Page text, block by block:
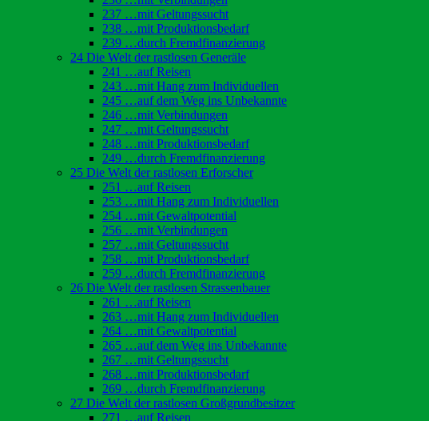
237 …mit Geltungssucht
238 …mit Produktionsbedarf
239 …durch Fremdfinanzierung
24 Die Welt der rastlosen Generäle
241 …auf Reisen
243 …mit Hang zum Individuellen
245 …auf dem Weg ins Unbekannte
246 …mit Verbindungen
247 …mit Geltungssucht
248 …mit Produktionsbedarf
249 …durch Fremdfinanzierung
25 Die Welt der rastlosen Erforscher
251 …auf Reisen
253 …mit Hang zum Individuellen
254 …mit Gewaltpotential
256 …mit Verbindungen
257 …mit Geltungssucht
258 …mit Produktionsbedarf
259 …durch Fremdfinanzierung
26 Die Welt der rastlosen Strassenbauer
261 …auf Reisen
263 …mit Hang zum Individuellen
264 …mit Gewaltpotential
265 …auf dem Weg ins Unbekannte
267 …mit Geltungssucht
268 …mit Produktionsbedarf
269 …durch Fremdfinanzierung
27 Die Welt der rastlosen Großgrundbesitzer
271 …auf Reisen